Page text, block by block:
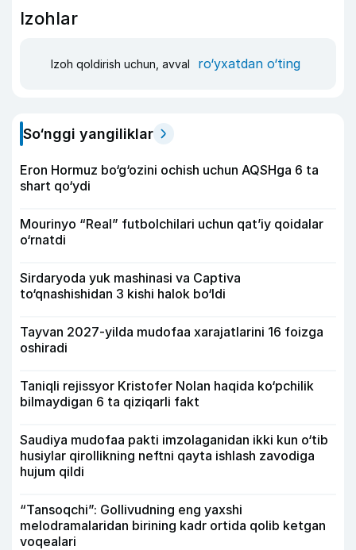
Izohlar
Izoh qoldirish uchun, avval ro‘yxatdan o‘ting
So‘nggi yangiliklar
Eron Hormuz bo‘g‘ozini ochish uchun AQSHga 6 ta
shart qo‘ydi
Mourinyo “Real” futbolchilari uchun qat’iy qoidalar
o‘rnatdi
Sirdaryoda yuk mashinasi va Captiva
to‘qnashishidan 3 kishi halok bo‘ldi
Tayvan 2027-yilda mudofaa xarajatlarini 16 foizga
oshiradi
Taniqli rejissyor Kristofer Nolan haqida ko‘pchilik
bilmaydigan 6 ta qiziqarli fakt
Saudiya mudofaa pakti imzolaganidan ikki kun o‘tib
husiylar qirollikning neftni qayta ishlash zavodiga
hujum qildi
“Tansoqchi”: Gollivudning eng yaxshi
melodramalaridan birining kadr ortida qolib ketgan
voqealari